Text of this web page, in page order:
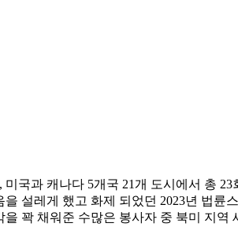
국과 캐나다 5개국 21개 도시에서 총
설레게 했고 화제 되었던 2023년 법
꽉 채워준 수많은 봉사자 중 북미 지